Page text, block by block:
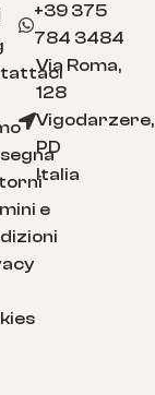
e
+39 375
784 3484
Via Roma,
128
Vigodarzere,
PD
Italia